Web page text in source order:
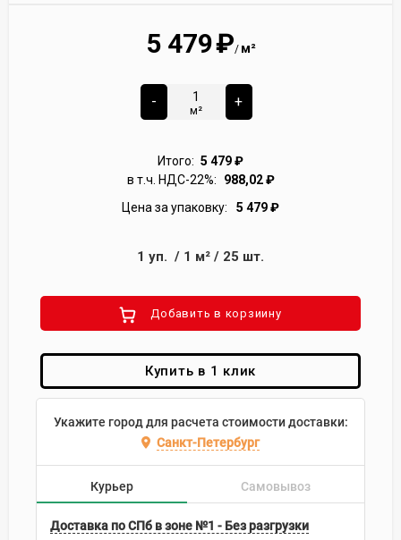
5 479₽/ м²
-
м²
+
Итого: 5 479₽
в т.ч. НДС-22%:
988,02₽
Цена за упаковку:
5 479₽
1 уп. / 1 м² / 25 шт.
Добавить в корзиину
Купить в 1 клик
Укажите город для расчета стоимости доставки:
Санкт-Петербург
Курьер Самовывоз
Доставка по СПб в зоне №1 - Без разгрузки